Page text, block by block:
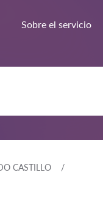
Sobre el servicio
CASTILLO